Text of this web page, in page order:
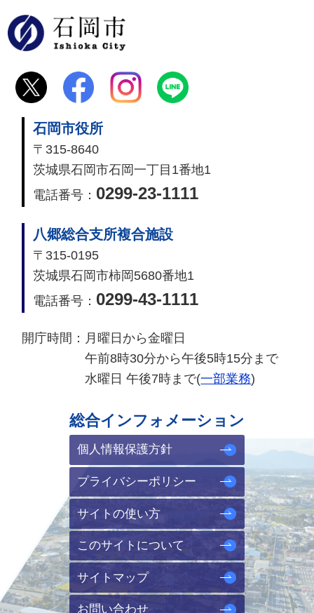
石岡市役所
〒315-8640
茨城県石岡市石岡一丁目1番地1
電話番号： 0299-23-1111
八郷総合支所複合施設
〒315-0195
茨城県石岡市柿岡5680番地1
電話番号： 0299-43-1111
開庁時間： 月曜日から金曜日
午前8時30分から午後5時15分まで
水曜日 午後7時まで(一部業務)
総合インフォメーション
個人情報保護方針
プライバシーポリシー
サイトの使い方
このサイトについて
サイトマップ
お問い合わせ